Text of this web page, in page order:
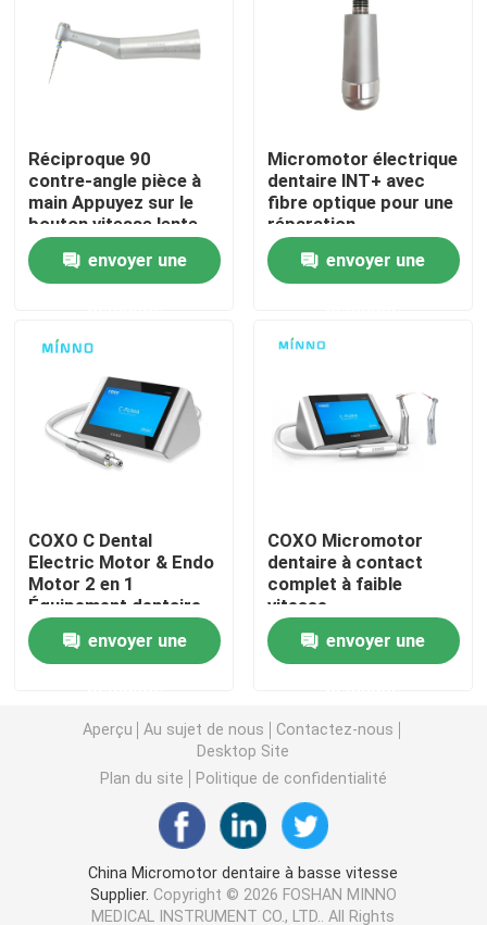
Contrôle de la qualité
Contact
Demande de soumission
Produits médicaux dentaires
Appareil de poignée dentaire à basse vitesse
Dentistique à main à grande vitesse
air dentaire prophy
Lumière LED dentaire
Machine d'implant dentaire
Produits endodontiques
Machine de traitement de la lumière dentaire
Réciproque 90
contre-angle pièce à
main Appuyez sur le
bouton vitesse lente
envoyer une
Micromotor électrique
dentaire lNT+ avec
fibre optique pour une
réparation
minimalement invasive
envoyer une
COXO C Dental
Electric Motor & Endo
Motor 2 en 1
Équipement dentaire
de réparation
minimalement invasif
avec 1:5 et 6:1 Contr
envoyer une
COXO Micromotor
dentaire à contact
complet à faible
vitesse
envoyer une
Aperçu Au sujet de nous
Contactez-nous
Desktop Site
Plan du site
Politique de confidentialité
China Micromotor dentaire à basse vitesse
Supplier. Copyright © 2026 FOSHAN MINNO
MEDICAL INSTRUMENT CO., LTD.. All Rights